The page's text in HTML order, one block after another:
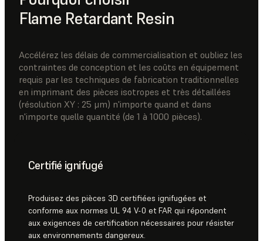
Flame Retardant Resin
Accélérez les délais de commercialisation et oubliez les
contraintes de conception et les coûts en équipement
requis par les techniques de fabrication traditionnelles
en imprimant des pièces isotropes et très détaillées
(résolution XY : 25 μm) n'importe quand et dans
n'importe quelle quantité (de 1 à 1000 pièces).
Certifié ignifugé
Produisez des pièces 3D certifiées ignifugées et
conforme aux normes UL 94 V-0 et FAR qui répondent
aux exigences de certification nécessaires pour résister
aux environnements dangereux.